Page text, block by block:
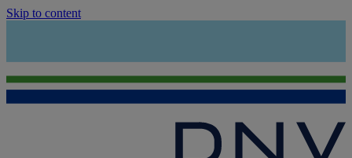
Skip to content